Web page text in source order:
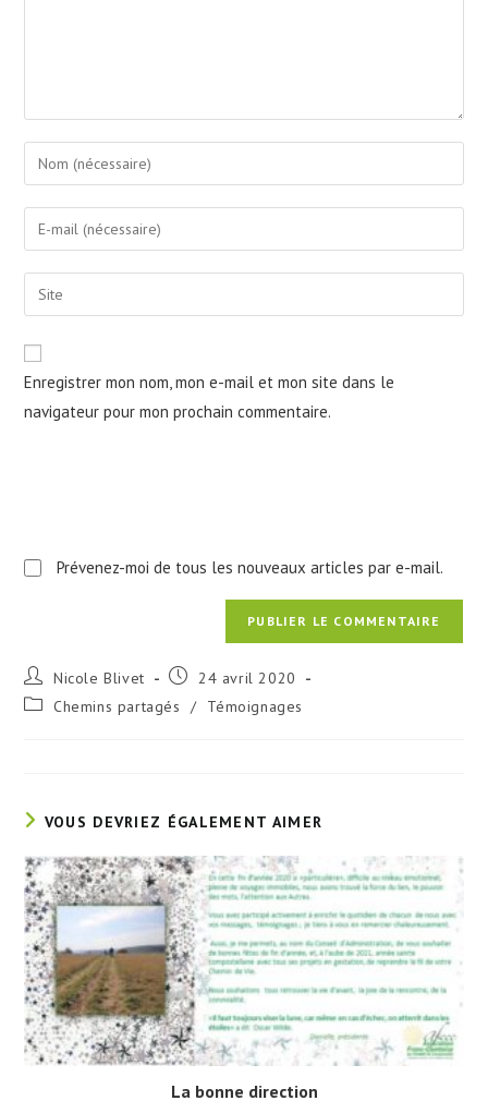
Enter
your
name
comment
Enter
your
email
address
Saisir
l’URL
votre
site
(facultatif)
Enregistrer mon nom, mon e-mail et mon site dans le
navigateur pour mon prochain commentaire.
Prévenez-moi de tous les nouveaux articles par e-mail.
Auteur/autrice
de
la
Nicole Blivet
Publication
24 avril 2020
Post Chemins partagés / Témoignages
VOUS DEVRIEZ ÉGALEMENT AIMER
La bonne direction